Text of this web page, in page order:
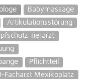
Babymassage
Artikulationsstörung
Tierarzt
Pflichtteil
Facharzt Mexikoplatz